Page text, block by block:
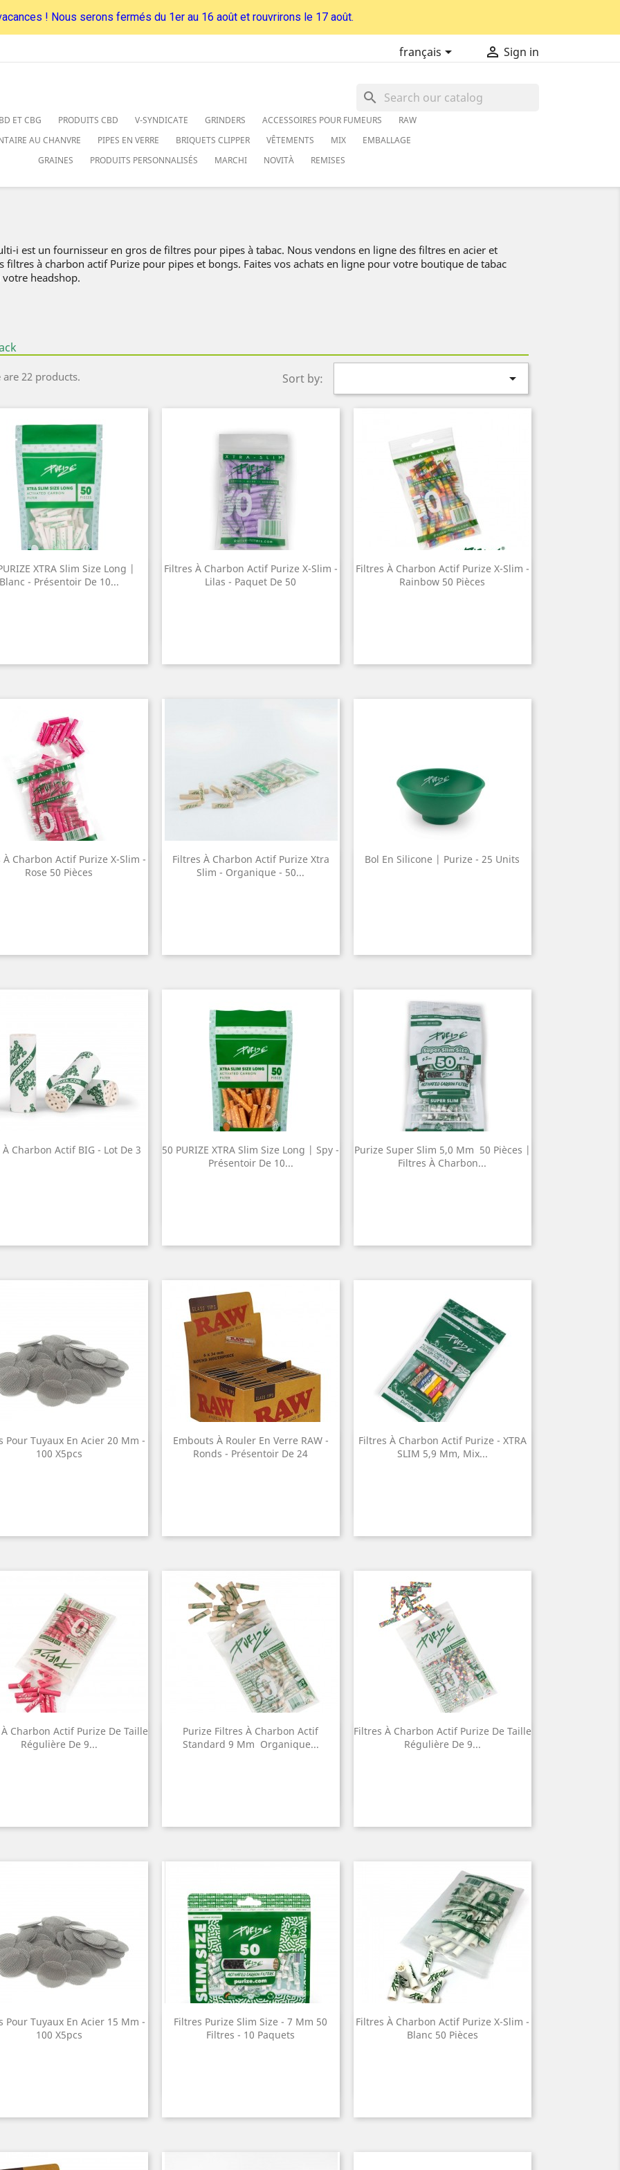
! Nous serons fermés du 1er au 16 août et rouvrirons le 17 août.
français  Sign in
search
ET CBG PRODUITS CBD V-SYNDICATE GRINDERS ACCESSOIRES POUR FUMEURS
RAW
AU CHANVRE
PIPES EN VERRE BRIQUETS CLIPPER VÊTEMENTS MIX
EMBALLAGE
GRAINES
PRODUITS PERSONNALISÉS MARCHI NOVITÀ REMISES
i est un fournisseur en gros de filtres pour pipes à tabac. Nous vendons en ligne des filtres en acier et
filtres à charbon actif Purize pour pipes et bongs. Faites vos achats en ligne pour votre boutique de tabac
votre headshop.
are 22 products. Sort by: 
XTRA Slim Size Long |
Blanc - Présentoir De 10...
Quick view
Filtres À Charbon Actif Purize X-Slim -
Lilas - Paquet De 50
Quick view
Filtres À Charbon Actif Purize X-Slim -
Rainbow 50 Pièces
Quick view
À Charbon Actif Purize X-Slim -
Rose 50 Pièces
Quick view
Filtres À Charbon Actif Purize Xtra
Slim - Organique - 50...
Quick view Bol En Silicone | Purize - 25 Units
Quick view
Charbon Actif BIG - Lot De 3
Quick view
50 PURIZE XTRA Slim Size Long | Spy -
Présentoir De 10...
Quick view
Purize Super Slim 5,0 Mm  50 Pièces |
Filtres À Charbon...
Quick view
Pour Tuyaux En Acier 20 Mm -
100 X5pcs
Quick view
Embouts À Rouler En Verre RAW -
Ronds - Présentoir De 24
Quick view
Filtres À Charbon Actif Purize - XTRA
SLIM 5,9 Mm, Mix...
Quick view
Charbon Actif Purize De Taille
Régulière De 9...
Quick view
Purize Filtres À Charbon Actif
Standard 9 Mm  Organique...
Quick view
Filtres À Charbon Actif Purize De Taille
Régulière De 9...
Quick view
Pour Tuyaux En Acier 15 Mm -
100 X5pcs
Quick view
Filtres Purize Slim Size - 7 Mm 50
Filtres - 10 Paquets
Quick view
Filtres À Charbon Actif Purize X-Slim -
Blanc 50 Pièces
Quick view